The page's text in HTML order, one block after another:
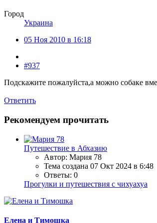
Город
Украина
05 Ноя 2010 в 16:18
#937
Подскажите пожалуйста,а можно собаке
Ответить
Рекомендуем прочитать
Путешествие в Абхазию
Автор: Мария 78
Тема создана 07 Окт 2024 в 6:48
Ответы: 0
Прогулки и путешествия с чихуахуа
Елена и Тимошка